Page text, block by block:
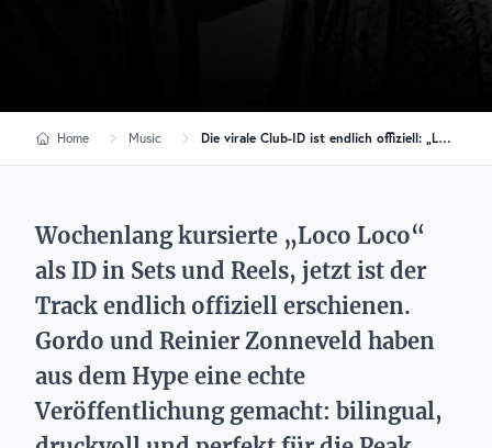
Home Music Die virale Club-ID ist endlich offiziell: „Loco Loco“ von Gordo & Reinier Zonneveld ist draußen
Wochenlang kursierte „Loco Loco“
als ID in Sets und Reels, jetzt ist der
Track endlich offiziell erschienen.
Gordo und Reinier Zonneveld haben
aus dem Hype eine echte
Veröffentlichung gemacht: bilingual,